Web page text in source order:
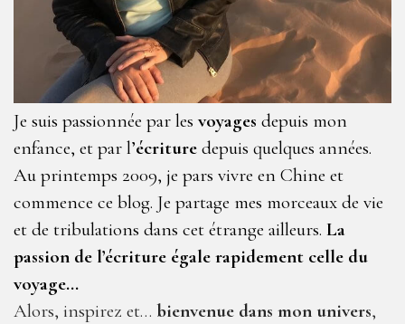
Je suis passionnée par les voyages depuis mon
enfance, et par l’écriture depuis quelques années.
Au printemps 2009, je pars vivre en Chine et
commence ce blog. Je partage mes morceaux de vie
et de tribulations dans cet étrange ailleurs. La
passion de l’écriture égale rapidement celle du
voyage…
Alors, inspirez et… bienvenue dans mon univers,